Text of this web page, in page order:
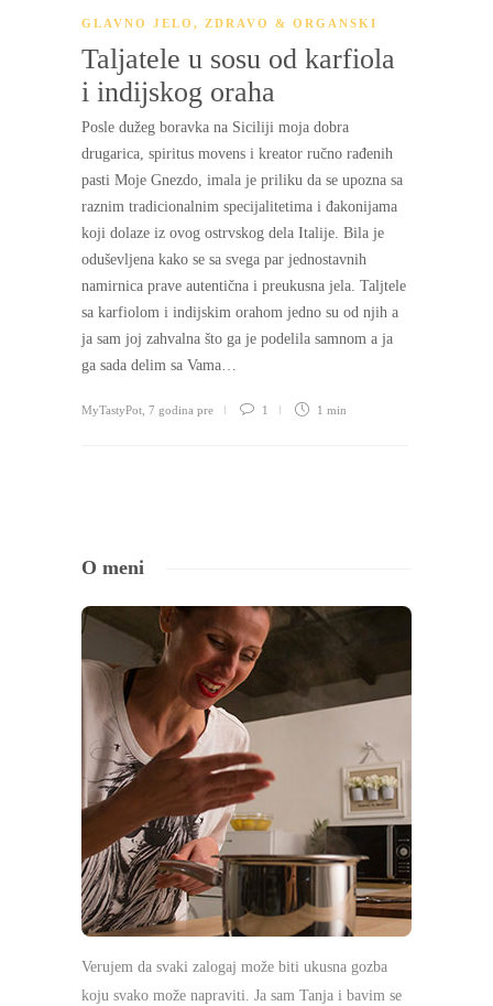
GLAVNO JELO , ZDRAVO & ORGANSKI
Taljatele u sosu od karfiola
i indijskog oraha
Posle dužeg boravka na Siciliji moja dobra
drugarica, spiritus movens i kreator ručno rađenih
pasti Moje Gnezdo, imala je priliku da se upozna sa
raznim tradicionalnim specijalitetima i đakonijama
koji dolaze iz ovog ostrvskog dela Italije. Bila je
oduševljena kako se sa svega par jednostavnih
namirnica prave autentična i preukusna jela. Taljtele
sa karfiolom i indijskim orahom jedno su od njih a
ja sam joj zahvalna što ga je podelila samnom a ja
ga sada delim sa Vama…
MyTastyPot 7 godina pre 1 1 min
O meni
Verujem da svaki zalogaj može biti ukusna gozba
koju svako može napraviti. Ja sam Tanja i bavim se